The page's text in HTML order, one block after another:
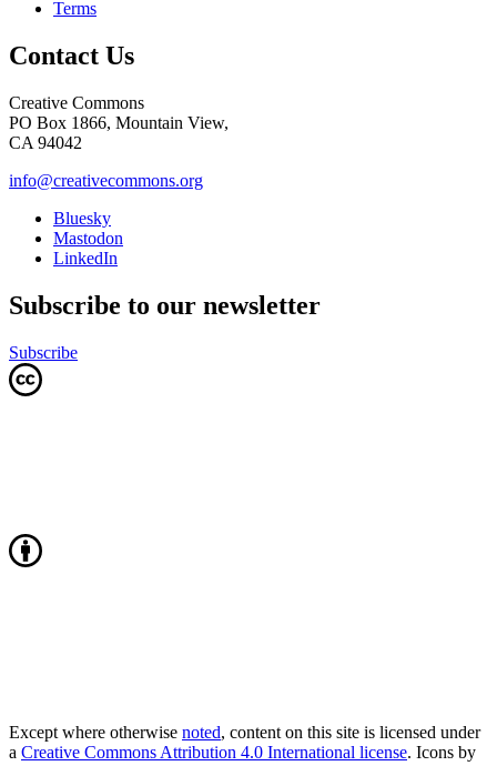
Terms
Contact Us
Creative Commons
PO Box 1866, Mountain View,
CA 94042
info@creativecommons.org
Bluesky
Mastodon
LinkedIn
Subscribe to our newsletter
Subscribe
Except where otherwise noted, content on this site is licensed under
a Creative Commons Attribution 4.0 International license. Icons by